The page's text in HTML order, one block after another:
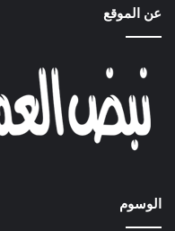
عن الموقع
الوسوم